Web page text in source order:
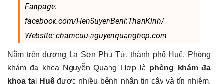
Fanpage:
facebook.com/HenSuyenBenhThanKinh/
Website: chamcuu-nguyenquanghop.com
Nằm trên đường La Sơn Phu Tử, thành phố Huế, Phòng
khám đa khoa Nguyễn Quang Hợp là phòng khám đa
khoa tại Huếđược nhiều bệnh nhân tin cậy và tín nhiệm.